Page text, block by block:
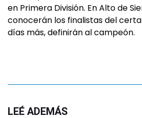
en Primera División. En Alto de
conocerán los finalistas del
días más, definirán al campeón.
LEÉ ADEMÁS